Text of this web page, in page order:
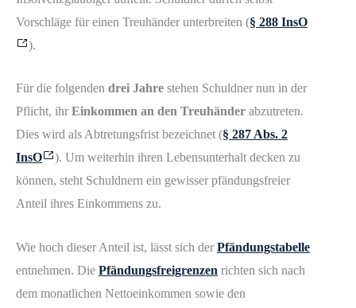
Vorschläge für einen Treuhänder unterbreiten (§ 288 InsO
).
Für die folgenden drei Jahre stehen Schuldner nun in der
Pflicht, ihr Einkommen an den Treuhänder abzutreten.
Dies wird als Abtretungsfrist bezeichnet (§ 287 Abs. 2
InsO
). Um weiterhin ihren Lebensunterhalt decken zu
können, steht Schuldnern ein gewisser pfändungsfreier
Anteil ihres Einkommens zu.
Wie hoch dieser Anteil ist, lässt sich der Pfändungstabelle
entnehmen. Die Pfändungsfreigrenzen richten sich nach
dem monatlichen Nettoeinkommen sowie den